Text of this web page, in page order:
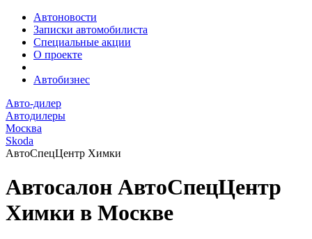
Автоновости
Записки автомобилиста
Специальные акции
О проекте
Автобизнес
Авто-дилер
Автодилеры
Москва
Skoda
АвтоСпецЦентр Химки
Автосалон АвтоСпецЦентр
Химки в Москве